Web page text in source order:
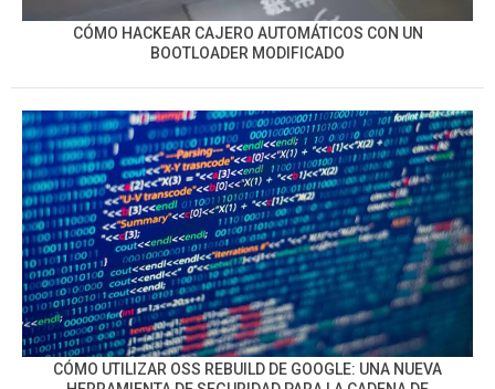
CÓMO HACKEAR CAJERO AUTOMÁTICOS CON UN
BOOTLOADER MODIFICADO
CÓMO UTILIZAR OSS REBUILD DE GOOGLE: UNA NUEVA